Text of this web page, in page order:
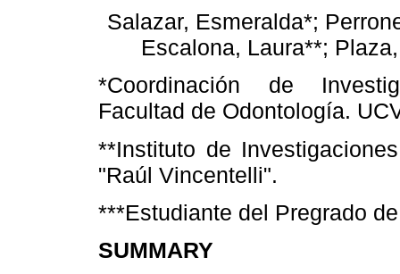
Salazar, Esmeralda*;
Escalona, Laura**;
*Coordinación de
Facultad de Odontología.
**Instituto de
"Raúl Vincentelli".
***Estudiante del Pregrado
SUMMARY